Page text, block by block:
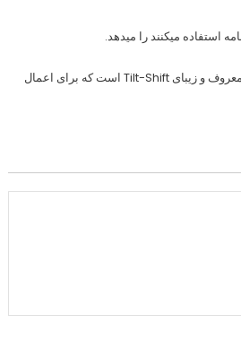
استفاده میکنند را میدهد.
مهمترین قابلیت آن ارائه افکت معروف و زیبای Tilt-Shift است که برای اعمال